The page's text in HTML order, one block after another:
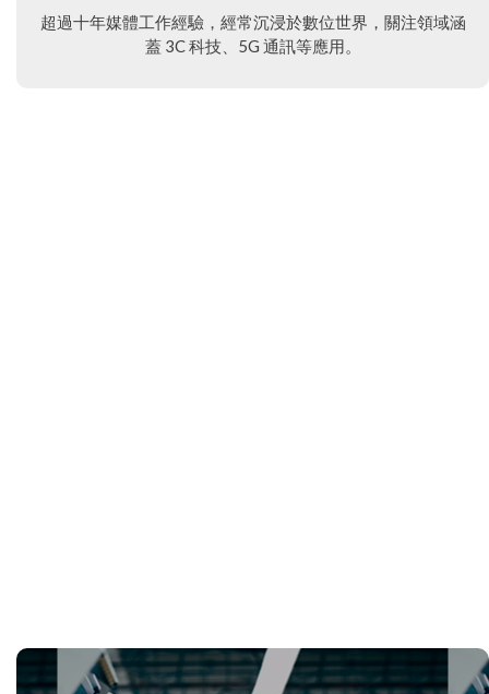
超過十年媒體工作經驗，經常沉浸於數位世界，關注領域涵
蓋 3C 科技、5G 通訊等應用。